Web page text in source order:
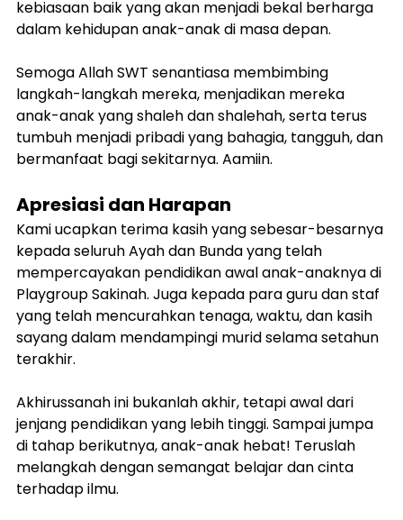
kebiasaan baik yang akan menjadi bekal berharga
dalam kehidupan anak-anak di masa depan.
Semoga Allah SWT senantiasa membimbing
langkah-langkah mereka, menjadikan mereka
anak-anak yang shaleh dan shalehah, serta terus
tumbuh menjadi pribadi yang bahagia, tangguh, dan
bermanfaat bagi sekitarnya. Aamiin.
Apresiasi dan Harapan
Kami ucapkan terima kasih yang sebesar-besarnya
kepada seluruh Ayah dan Bunda yang telah
mempercayakan pendidikan awal anak-anaknya di
Playgroup Sakinah. Juga kepada para guru dan staf
yang telah mencurahkan tenaga, waktu, dan kasih
sayang dalam mendampingi murid selama setahun
terakhir.
Akhirussanah ini bukanlah akhir, tetapi awal dari
jenjang pendidikan yang lebih tinggi. Sampai jumpa
di tahap berikutnya, anak-anak hebat! Teruslah
melangkah dengan semangat belajar dan cinta
terhadap ilmu.